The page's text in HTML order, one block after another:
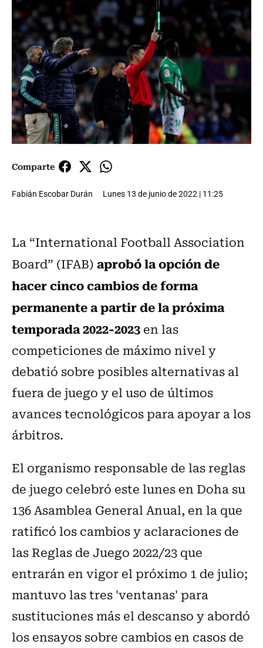
Comparte
Fabián Escobar Durán Lunes 13 de junio de 2022 | 11:25
La “International Football Association
Board” (IFAB)aprobó la opción de
hacer cinco cambios de forma
permanente a partir de la próxima
temporada 2022-2023en las
competiciones de máximo nivel y
debatió sobre posibles alternativas al
fuera de juego y el uso de últimos
avances tecnológicos para apoyar a los
árbitros.
El organismo responsable de las reglas
de juego celebró este lunes en Doha su
136 Asamblea General Anual, en la que
ratificó los cambios y aclaraciones de
las Reglas de Juego 2022/23 que
entrarán en vigor el próximo 1 de julio;
mantuvo las tres 'ventanas' para
sustituciones más el descanso y abordó
los ensayos sobre cambios en casos de